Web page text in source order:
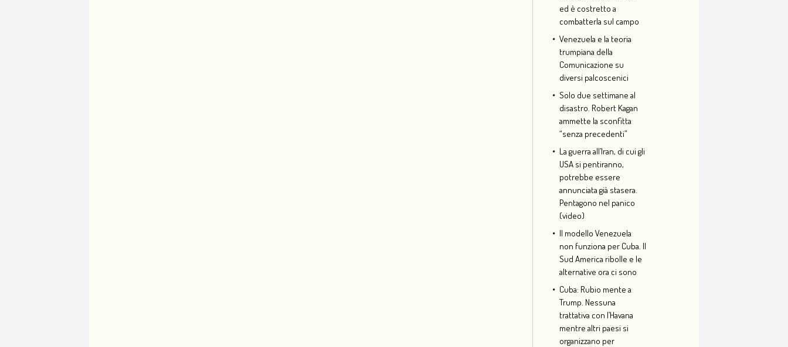
ed è costretto a
combatterla sul campo
Venezuela e la teoria
trumpiana della
Comunicazione su
diversi palcoscenici
Solo due settimane al
disastro. Robert Kagan
ammette la sconfitta
“senza precedenti”
La guerra all’Iran, di cui gli
USA si pentiranno,
potrebbe essere
annunciata già stasera.
Pentagono nel panico
(video)
Il modello Venezuela
non funziona per Cuba. Il
Sud America ribolle e le
alternative ora ci sono
Cuba: Rubio mente a
Trump. Nessuna
trattativa con l’Havana
mentre altri paesi si
organizzano per